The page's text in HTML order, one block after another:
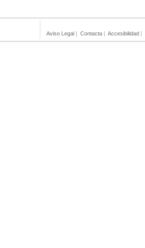
Aviso Legal | Contacta | Accesibilidad |